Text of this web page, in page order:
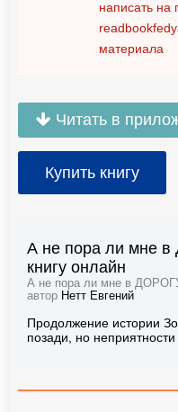
написать на
материала
Читать в
Купить книгу
А не пора ли мне
книгу онлайн
А не пора ли мне в
автор Нетт Евгений
Продолжение истории
позади, но неприятности